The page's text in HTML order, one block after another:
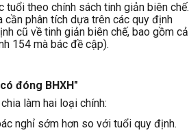
theo chính sách tinh giản biên chế.
phân tích dựa trên các quy định
cũ về tinh giản biên chế, bao gồm cả
154 mà bác đề cập).
đóng BHXH"
làm hai loại chính:
nghỉ sớm hơn so với tuổi quy định.